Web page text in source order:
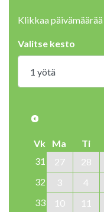
Klikkaa
Valitse kesto
Vk Ma Ti
31
27 28
32
3 4
33
10 11